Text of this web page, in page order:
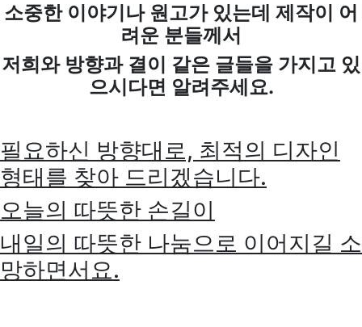
소중한 이야기나 원고가 있는데 제작이 어
려운 분들께서
저희와 방향과 결이 같은 글들을 가지고 있
으시다면 알려주세요.
필요하신 방향대로, 최적의 디자인
형태를 찾아 드리겠습니다.
오늘의 따뜻한 손길이
내일의 따뜻한 나눔으로 이어지길 소
망하면서요.